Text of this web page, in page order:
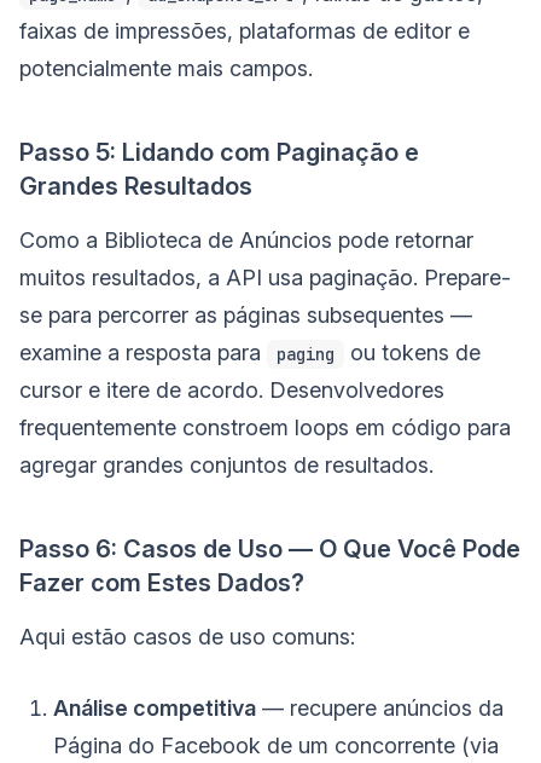
faixas de impressões, plataformas de editor e
potencialmente mais campos.
Passo 5: Lidando com Paginação e
Grandes Resultados
Como a Biblioteca de Anúncios pode retornar
muitos resultados, a API usa paginação. Prepare-
se para percorrer as páginas subsequentes —
examine a resposta para
paging
ou tokens de
cursor e itere de acordo. Desenvolvedores
frequentemente constroem loops em código para
agregar grandes conjuntos de resultados.
Passo 6: Casos de Uso — O Que Você Pode
Fazer com Estes Dados?
Aqui estão casos de uso comuns:
Análise competitiva — recupere anúncios da
Página do Facebook de um concorrente (via